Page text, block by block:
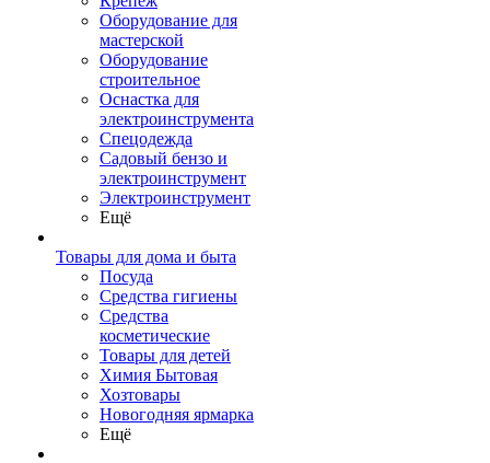
Оборудование для
мастерской
Оборудование
строительное
Оснастка для
электроинструмента
Спецодежда
Садовый бензо и
электроинструмент
Электроинструмент
Ещё
Товары для дома и быта
Посуда
Средства гигиены
Средства
косметические
Товары для детей
Химия Бытовая
Хозтовары
Новогодняя ярмарка
Ещё